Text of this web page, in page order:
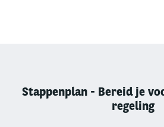
Stappenplan - Bereid je
regeling